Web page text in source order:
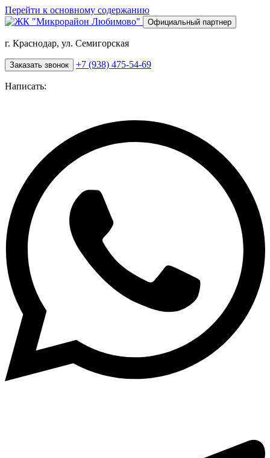
Перейти к основному содержанию
Официальный партнер
г. Краснодар, ул. Семигорская
Заказать звонок +7 (938) 475-54-69
Написать: